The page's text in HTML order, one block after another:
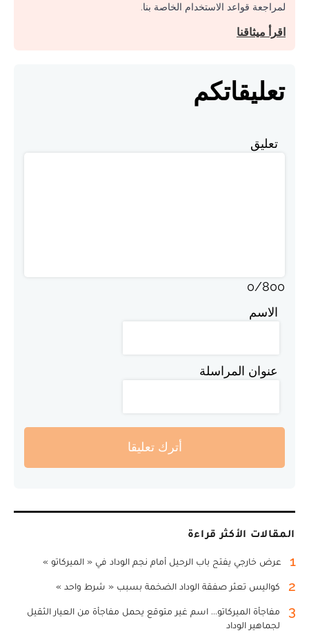
لمراجعة قواعد الاستخدام الخاصة بنا.
اقرأ ميثاقنا
تعليقاتكم
تعليق
0/800
الاسم
عنوان المراسلة
أترك تعليقا
المقالات الأكثر قراءة
1 عرض خارجي يفتح باب الرحيل أمام نجم الوداد في « الميركاتو »
2 كواليس تعثر صفقة الوداد الضخمة بسبب « شرط واحد »
3
مفاجأة الميركاتو... اسم غير متوقع يحمل مفاجأة من العيار الثقيل
لجماهير الوداد